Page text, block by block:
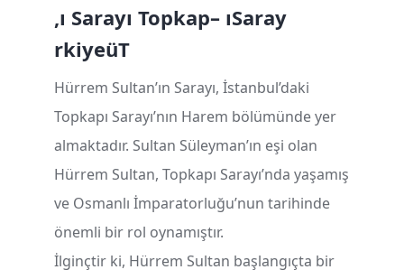
Saray
ı
–
Topkap
ı
Saray
ı
,
T
ü
rkiye
Hürrem Sultan’ın Sarayı, İstanbul’daki
Topkapı Sarayı’nın Harem bölümünde yer
almaktadır. Sultan Süleyman’ın eşi olan
Hürrem Sultan, Topkapı Sarayı’nda yaşamış
ve Osmanlı İmparatorluğu’nun tarihinde
önemli bir rol oynamıştır.
İlginçtir ki, Hürrem Sultan başlangıçta bir